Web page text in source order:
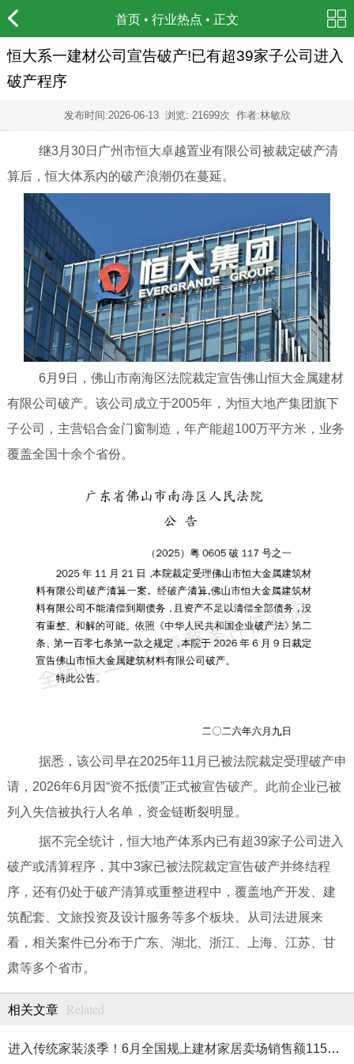
首页 • 行业热点 • 正文
恒大系一建材公司宣告破产!已有超39家子公司进入
破产程序
发布时间:2026-06-13浏览: 21699次 作者:林敏欣
继3月30日广州市恒大卓越置业有限公司被裁定破产清
算后，恒大体系内的破产浪潮仍在蔓延。
6月9日，佛山市南海区法院裁定宣告佛山恒大金属建材
有限公司破产。该公司成立于2005年，为恒大地产集团旗下
子公司，主营铝合金门窗制造，年产能超100万平方米，业务
覆盖全国十余个省份。
据悉，该公司早在2025年11月已被法院裁定受理破产申
请，2026年6月因“资不抵债”正式被宣告破产。此前企业已被
列入失信被执行人名单，资金链断裂明显。
据不完全统计，恒大地产体系内已有超39家子公司进入
破产或清算程序，其中3家已被法院裁定宣告破产并终结程
序，还有仍处于破产清算或重整进程中，覆盖地产开发、建
筑配套、文旅投资及设计服务等多个板块。从司法进展来
看，相关案件已分布于广东、湖北、浙江、上海、江苏、甘
肃等多个省市。
相关文章 Related
进入传统家装淡季！6月全国规上建材家居卖场销售额1155.41亿元